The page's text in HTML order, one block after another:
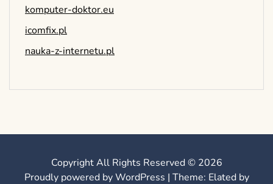
komputer-doktor.eu
icomfix.pl
nauka-z-internetu.pl
Copyright All Rights Reserved © 2026
Proudly powered by WordPress | Theme: Elated by